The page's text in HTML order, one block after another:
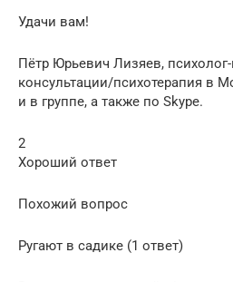
Удачи вам!
Пётр Юрьевич Лизяев,
консультации/психотерапия в
и в группе, а также по Skype.
2
Хороший ответ
Похожий вопрос
Ругают в садике (1 ответ)